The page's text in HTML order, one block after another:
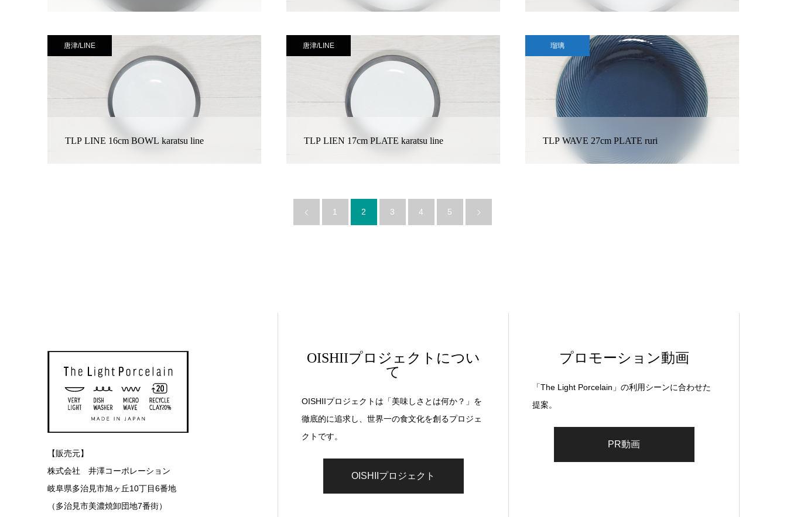
唐津/LINE
TLP LINE 16cm BOWL karatsu line
唐津/LINE
TLP LIEN 17cm PLATE karatsu line
瑠璃
TLP WAVE 27cm PLATE ruri
1 2 3 4 5
【販売元】
株式会社 井澤コーポレーション
岐阜県多治見市旭ヶ丘10丁目6番地
（多治見市美濃焼卸団地7番街）
OISHIIプロジェクトについ
て
OISHIIプロジェクトは「美味しさとは何か？」を
徹底的に追求し、世界一の食文化を創るプロジェ
クトです。
OISHIIプロジェクト
プロモーション動画
「The Light Porcelain」の利用シーンに合わせた
提案。
PR動画